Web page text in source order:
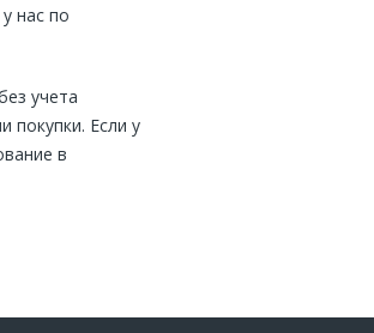
нас по
учета
покупки. Если у
в